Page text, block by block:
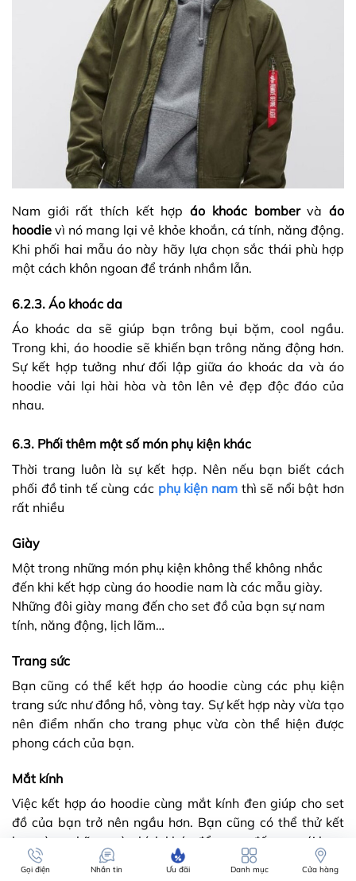
Nam giới rất thích kết hợp áo khoác bombervàáo
hoodie vì nó mang lại vẻ khỏe khoắn, cá tính, năng động.
Khi phối hai mẫu áo này hãy lựa chọn sắc thái phù hợp
một cách khôn ngoan để tránh nhầm lẫn.
6.2.3. Áo khoác da
Áo khoác da sẽ giúp bạn trông bụi bặm, cool ngầu.
Trong khi, áo hoodie sẽ khiến bạn trông năng động hơn.
Sự kết hợp tưởng như đối lập giữa áo khoác da và áo
hoodie vải lại hài hòa và tôn lên vẻ đẹp độc đáo của
nhau.
6.3. Phối thêm một số món phụ kiện khác
Thời trang luôn là sự kết hợp. Nên nếu bạn biết cách
phối đồ tinh tế cùng các phụ kiện namthì sẽ nổi bật hơn
rất nhiều
Giày
Một trong những món phụ kiện không thể không nhắc
đến khi kết hợp cùng áo hoodie nam là các mẫu giày.
Những đôi giày mang đến cho set đồ của bạn sự nam
tính, năng động, lịch lãm…
Trang sức
Bạn cũng có thể kết hợp áo hoodie cùng các phụ kiện
trang sức như đồng hồ, vòng tay. Sự kết hợp này vừa tạo
nên điểm nhấn cho trang phục vừa còn thể hiện được
phong cách của bạn.
Mắt kính
Việc kết hợp áo hoodie cùng mắt kính đen giúp cho set
đồ của bạn trở nên ngầu hơn. Bạn cũng có thể thử kết
hợp cùng những màu kính khác để mang đến sự mới lạ.
Gọi điện Nhắn tin Ưu đãi Danh mục Cửa hàng